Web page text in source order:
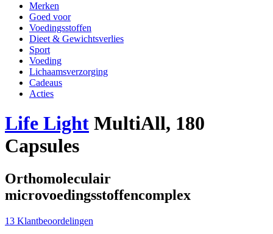
Merken
Goed voor
Voedingsstoffen
Dieet & Gewichtsverlies
Sport
Voeding
Lichaamsverzorging
Cadeaus
Acties
Life Light MultiAll, 180
Capsules
Orthomoleculair
microvoedingsstoffencomplex
13 Klantbeoordelingen